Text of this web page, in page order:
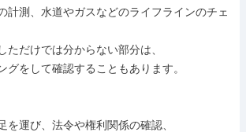
計測、水道やガスなどのライフラインのチェ
ただけでは分からない部分は、
グをして確認することもあります。
を運び、法令や権利関係の確認、